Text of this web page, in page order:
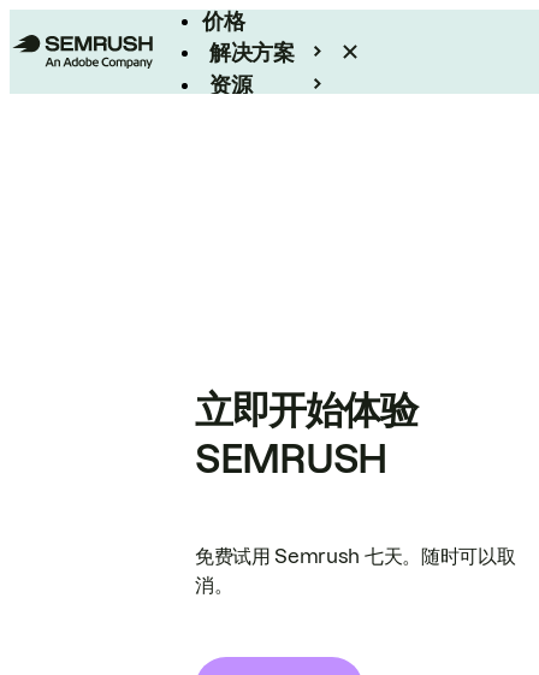
价格
解决方案
资源
立即开始体验
SEMRUSH
免费试用 Semrush 七天。随时可以取
消。